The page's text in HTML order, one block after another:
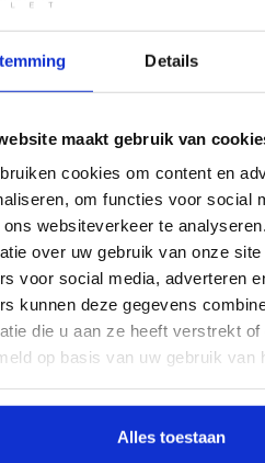
Details
maakt gebruik van
cookies om content en
om functies voor social
ons websiteverkeer te
over uw gebruik van onze
voor social media, adverteren
kunnen deze gegevens
die u aan ze heeft verstrekt of
op basis van uw gebruik van
Alles toestaan
Klik hier voor zakelijk
Delen:
-Neem contact op over dit
-Afdrukken